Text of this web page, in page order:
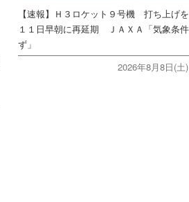
【速報】Ｈ３ロケット９号機 打ち上げ
１１日早朝に再延期 ＪＡＸＡ「気象条
ず」
2026年8月8日(土